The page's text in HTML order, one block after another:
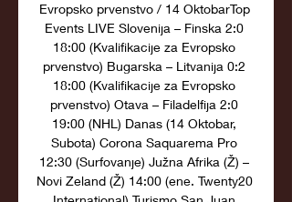
Evropsko prvenstvo / 14 OktobarTop
Events LIVE Slovenija – Finska 2:0
18:00 (Kvalifikacije za Evropsko
prvenstvo) Bugarska – Litvanija 0:2
18:00 (Kvalifikacije za Evropsko
prvenstvo) Otava – Filadelfija 2:0
19:00 (NHL) Danas (14 Oktobar,
Subota) Corona Saquarema Pro
12:30 (Surfovanje) Južna Afrika (Ž) –
Novi Zeland (Ž) 14:00 (ene. Twenty20